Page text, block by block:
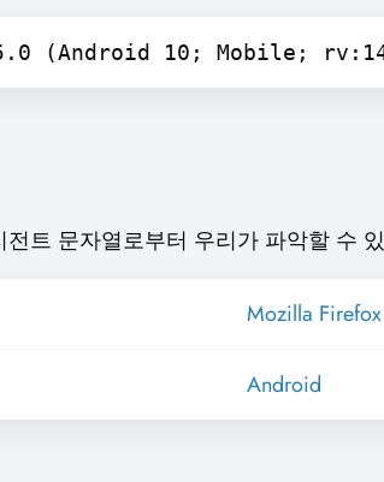
(Android 10; Mobile;
전트 문자열로부터 우리가 파악할 수
Mozilla Firefox
Android